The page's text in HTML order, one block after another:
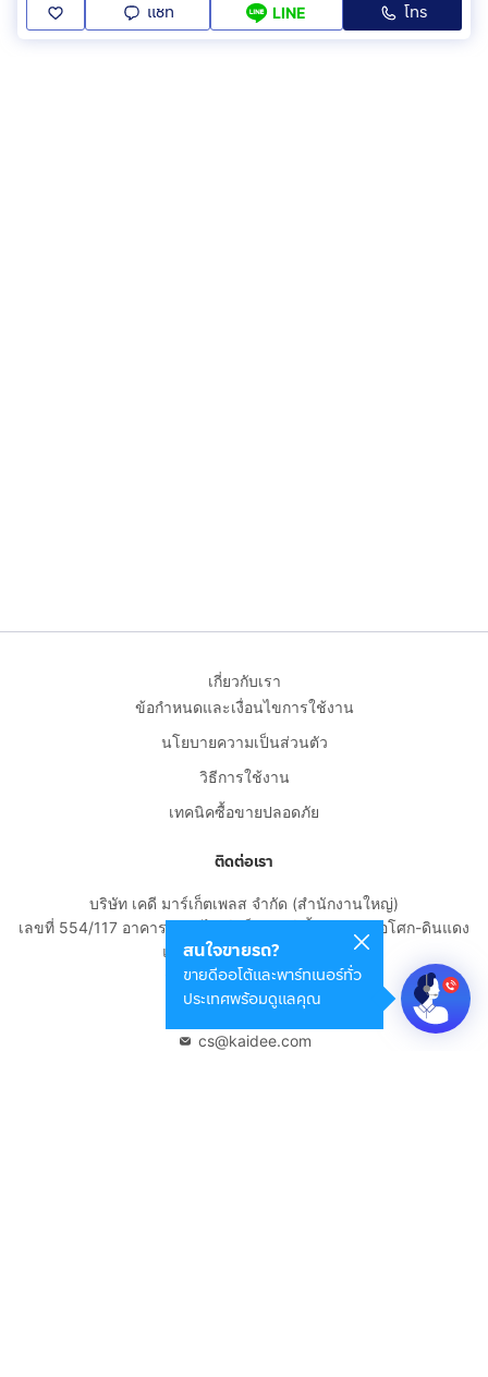
แชท LINE โทร
สนใจขายรถ?
ขายดีออโต้และพาร์ทเนอร์ทั่ว
ประเทศพร้อมดูแลคุณ
เกี่ยวกับเรา
ข้อกำหนดและเงื่อนไขการใช้งาน
นโยบายความเป็นส่วนตัว
วิธีการใช้งาน
เทคนิคซื้อขายปลอดภัย
ติดต่อเรา
บริษัท เคดี มาร์เก็ตเพลส จำกัด (สำนักงานใหญ่)
เลขที่ 554/117 อาคารสกายไนน์ เซ็นเตอร์ ชั้น 22 ถนนอโศก-ดินแดง
แขวงดินแดง เขตดินแดง
กรุงเทพมหานคร 10400
cs@kaidee.com